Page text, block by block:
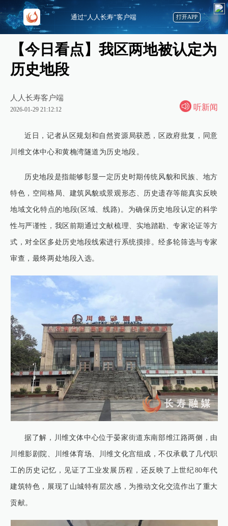
【今日看点】我区两地被认定为
历史地段
人人长寿客户端
2026-01-29 21:12:12 听新闻
近日，记者从区规划和自然资源局获悉，区政府批复，同意
川维文体中心和黄桷湾隧道为历史地段。
历史地段是指能够彰显一定历史时期传统风貌和民族、地方
特色，空间格局、建筑风貌或景观形态、历史遗存等能真实反映
地域文化特点的地段(区域、线路)。为确保历史地段认定的科学
性与严谨性，我区前期通过文献梳理、实地踏勘、专家论证等方
式，对全区多处历史地段线索进行系统摸排。经多轮筛选与专家
审查，最终两处地段入选。
据了解，川维文体中心位于晏家街道东南部维江路两侧，由
川维影剧院、川维体育场、川维文化宫组成，不仅承载了几代职
工的历史记忆，见证了工业发展历程，还反映了上世纪80年代
建筑特色，展现了山城特有层次感，为推动文化交流作出了重大
贡献。
通过“人人长寿”客户端 打开APP